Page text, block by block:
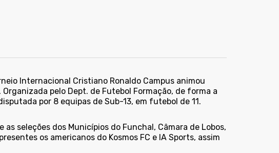
Internacional Cristiano Ronaldo Campus animou
pelo Dept. de Futebol Formação, de forma a
por 8 equipas de Sub-13, em futebol de 11.
seleções dos Municípios do Funchal, Câmara de Lobos,
os americanos do Kosmos FC e IA Sports, assim